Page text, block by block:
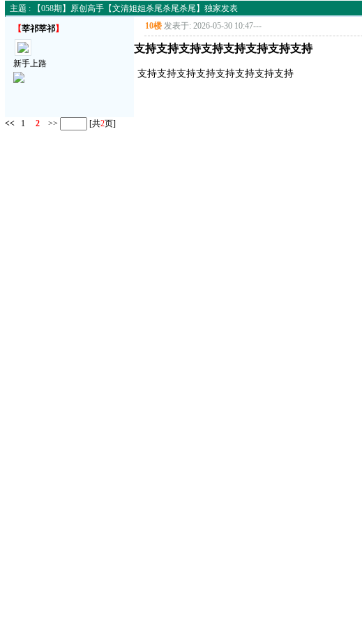
主题 : 【058期】原创高手【文清姐姐杀尾杀尾杀尾】独家发表
【莘祁莘祁】
新手上路
10楼 发表于: 2026-05-30 10:47---
支持支持支持支持支持支持支持支持
支持支持支持支持支持支持支持支持
<< 1 2 >> [共2页]